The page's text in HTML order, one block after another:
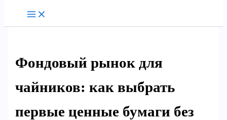
Фондовый рынок для
чайников: как выбрать
первые ценные бумаги без